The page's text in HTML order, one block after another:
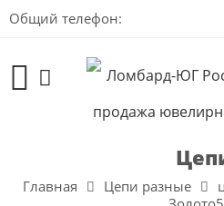
Общий телефон:
Главная Цепи разные